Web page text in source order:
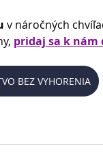
v náročných
pridaj sa k nám
BEZ VYHORENIA